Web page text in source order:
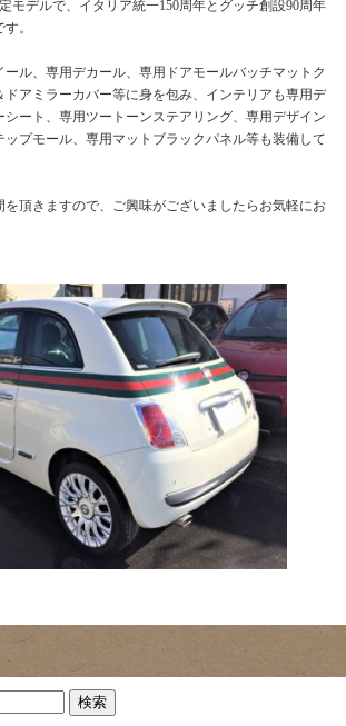
モデルで、イタリア統一150周年とグッチ創設90周年
。
ール、専用デカール、専用ドアモールバッチマットク
ドアミラーカバー等に身を包み、インテリアも専用デ
ート、専用ツートーンステアリング、専用デザイン
ップモール、専用マットブラックパネル等も装備して
を頂きますので、ご興味がございましたらお気軽にお